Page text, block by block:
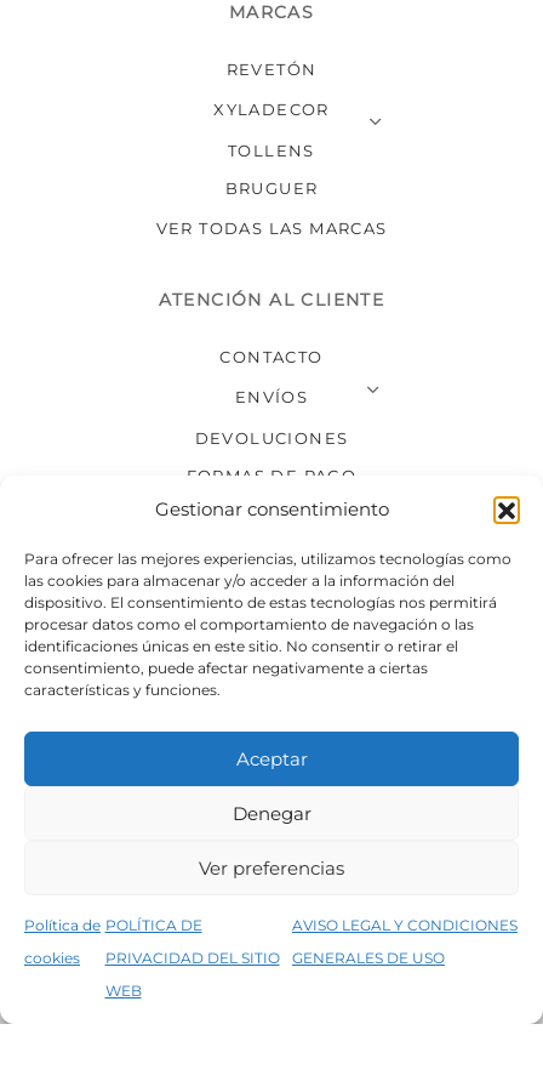
Gestionar consentimiento
Para ofrecer las mejores experiencias, utilizamos tecnologías como
las cookies para almacenar y/o acceder a la información del
dispositivo. El consentimiento de estas tecnologías nos permitirá
procesar datos como el comportamiento de navegación o las
identificaciones únicas en este sitio. No consentir o retirar el
consentimiento, puede afectar negativamente a ciertas
características y funciones.
Aceptar
Denegar
Ver preferencias
Política de
cookies
POLÍTICA DE
PRIVACIDAD DEL SITIO
WEB
AVISO LEGAL Y CONDICIONES
GENERALES DE USO
5% de descuento en tu primera compra, utiliza el código PRIMERACOMPRA
MARCAS
REVETÓN
XYLADECOR
TOLLENS
BRUGUER
VER TODAS LAS MARCAS
ATENCIÓN AL CLIENTE
CONTACTO
ENVÍOS
DEVOLUCIONES
FORMAS DE PAGO
SÍGUENOS
Condiciones generales de venta
Política de privacidad del sitio web
©2026 Decopintur- todos los derechos